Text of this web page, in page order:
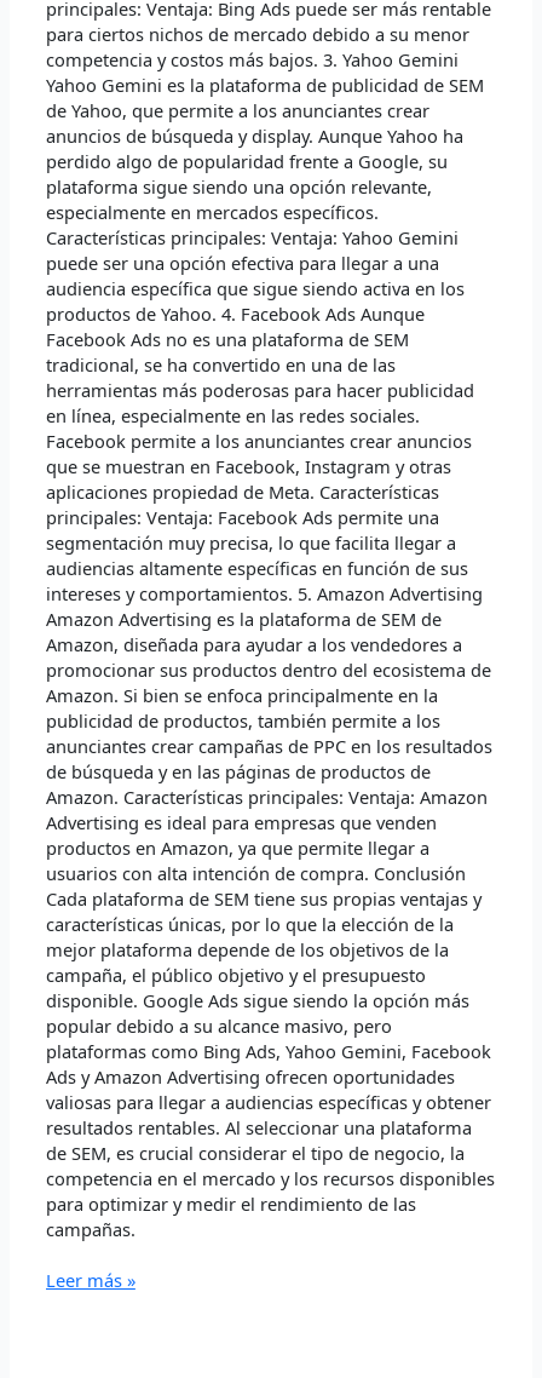
principales: Ventaja: Bing Ads puede ser más rentable
para ciertos nichos de mercado debido a su menor
competencia y costos más bajos. 3. Yahoo Gemini
Yahoo Gemini es la plataforma de publicidad de SEM
de Yahoo, que permite a los anunciantes crear
anuncios de búsqueda y display. Aunque Yahoo ha
perdido algo de popularidad frente a Google, su
plataforma sigue siendo una opción relevante,
especialmente en mercados específicos.
Características principales: Ventaja: Yahoo Gemini
puede ser una opción efectiva para llegar a una
audiencia específica que sigue siendo activa en los
productos de Yahoo. 4. Facebook Ads Aunque
Facebook Ads no es una plataforma de SEM
tradicional, se ha convertido en una de las
herramientas más poderosas para hacer publicidad
en línea, especialmente en las redes sociales.
Facebook permite a los anunciantes crear anuncios
que se muestran en Facebook, Instagram y otras
aplicaciones propiedad de Meta. Características
principales: Ventaja: Facebook Ads permite una
segmentación muy precisa, lo que facilita llegar a
audiencias altamente específicas en función de sus
intereses y comportamientos. 5. Amazon Advertising
Amazon Advertising es la plataforma de SEM de
Amazon, diseñada para ayudar a los vendedores a
promocionar sus productos dentro del ecosistema de
Amazon. Si bien se enfoca principalmente en la
publicidad de productos, también permite a los
anunciantes crear campañas de PPC en los resultados
de búsqueda y en las páginas de productos de
Amazon. Características principales: Ventaja: Amazon
Advertising es ideal para empresas que venden
productos en Amazon, ya que permite llegar a
usuarios con alta intención de compra. Conclusión
Cada plataforma de SEM tiene sus propias ventajas y
características únicas, por lo que la elección de la
mejor plataforma depende de los objetivos de la
campaña, el público objetivo y el presupuesto
disponible. Google Ads sigue siendo la opción más
popular debido a su alcance masivo, pero
plataformas como Bing Ads, Yahoo Gemini, Facebook
Ads y Amazon Advertising ofrecen oportunidades
valiosas para llegar a audiencias específicas y obtener
resultados rentables. Al seleccionar una plataforma
de SEM, es crucial considerar el tipo de negocio, la
competencia en el mercado y los recursos disponibles
para optimizar y medir el rendimiento de las
campañas.
Leer más »